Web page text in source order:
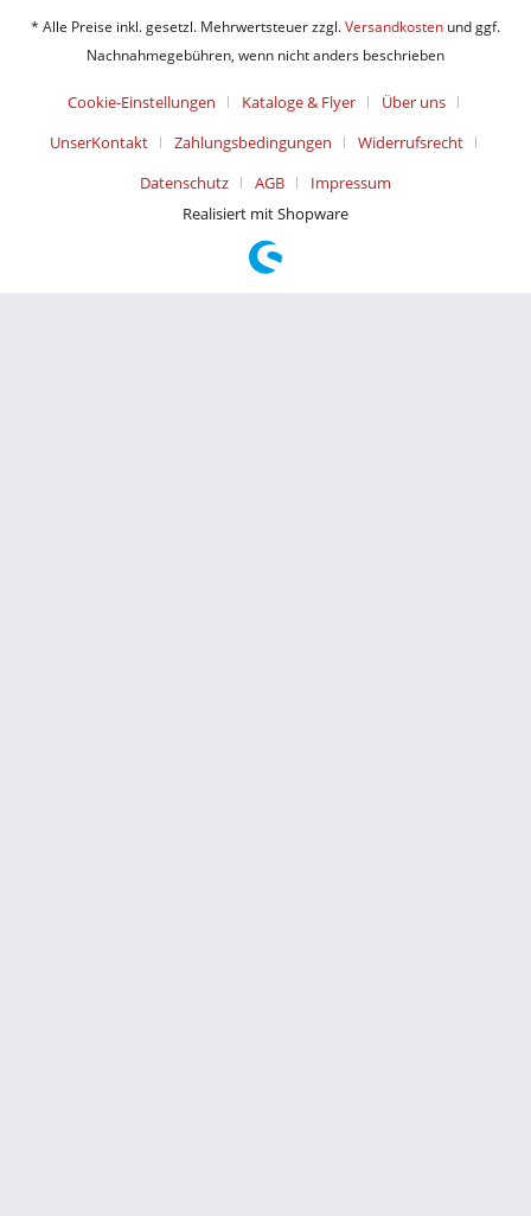
* Alle Preise inkl. gesetzl. Mehrwertsteuer zzgl.Versandkosten und ggf.
Nachnahmegebühren, wenn nicht anders beschrieben
Cookie-Einstellungen Kataloge & Flyer
Über uns
UnserKontakt
Zahlungsbedingungen
Widerrufsrecht
Datenschutz
AGB
Impressum
Realisiert mit Shopware